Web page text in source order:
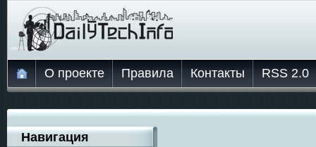
О проекте Правила Контакты RSS 2.0
Навигация